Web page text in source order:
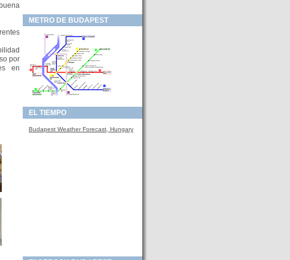
por
en
METRO DE BUDAPEST
EL TIEMPO
Budapest Weather Forecast, Hungary